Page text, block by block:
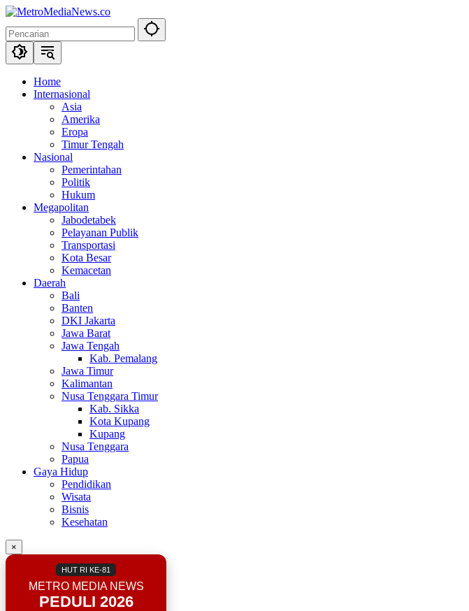
Langsung
konten
Home
Internasional
Asia
Amerika
Eropa
Timur Tengah
Nasional
Pemerintahan
Politik
Hukum
Megapolitan
Jabodetabek
Pelayanan Publik
Transportasi
Kota Besar
Kemacetan
Daerah
Bali
Banten
DKI Jakarta
Jawa Barat
Jawa Tengah
Kab. Pemalang
Jawa Timur
Kalimantan
Nusa Tenggara Timur
Kab. Sikka
Kota Kupang
Kupang
Nusa Tenggara
Papua
Gaya Hidup
Pendidikan
Wisata
Bisnis
Kesehatan
×
HUT RI KE-81
METRO MEDIA NEWS
PEDULI 2026